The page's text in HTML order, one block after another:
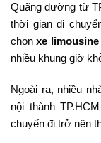
Quãngđường từ
thời giandi
chọnxe
nhiều khung giờ
Ngoài ra, nhiều
nội thànhTP.HCM
chuyến đi trở nên